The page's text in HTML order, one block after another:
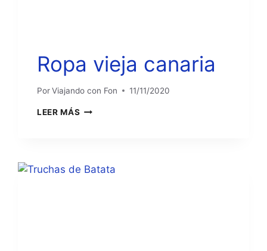
Ropa vieja canaria
PorViajando con Fon 11/11/2020
LEER MÁS ROPA